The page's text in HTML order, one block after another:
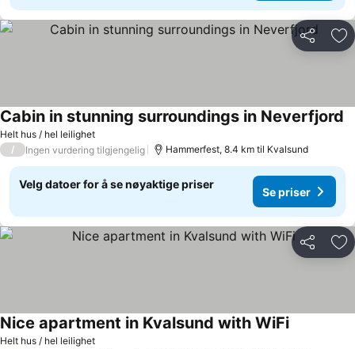
Del
Helt hus / hel leilighet
Cabin in stunning surroundings in Neverfjord
/ Ingen vurdering tilgjengelig Hammerfest, 8.4 km til Kvalsund
Velg datoer for å se nøyaktige priser
Se priser
Del
Helt hus / hel leilighet
Nice apartment in Kvalsund with WiFi